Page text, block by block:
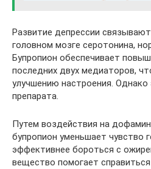
Развитие депрессии
головном мозге серотонина,
Бупропион обеспечивает
последних двух медиаторов,
улучшению настроения.
препарата.
Путем воздействия на
бупропион уменьшает чувство
эффективнее бороться с
вещество помогает